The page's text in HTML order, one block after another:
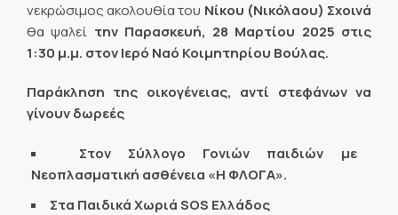
νεκρώσιμος ακολουθία του Νίκου (Νικόλαου) Σχοινά
θα ψαλεί την Παρασκευή, 28 Μαρτίου 2025 στις
1:30 μ.μ. στον Ιερό Ναό Κοιμητηρίου Βούλας.
Παράκληση της οικογένειας, αντί στεφάνων να
γίνουν δωρεές
Στον Σύλλογο Γονιών παιδιών με
Νεοπλασματική ασθένεια «Η ΦΛΟΓΑ».
Στα Παιδικά ΧωριάSOS Eλλάδος